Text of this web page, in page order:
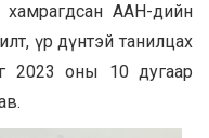
хамрагдсан ААН-дийн
үр дүнтэй танилцах
2023 оны 10 дугаар